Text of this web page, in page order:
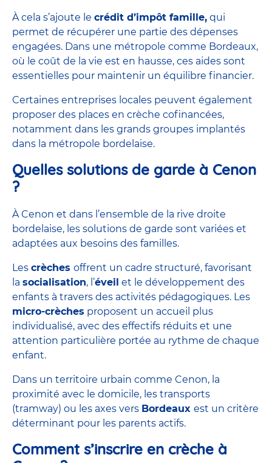
À cela s’ajoute le crédit d’impôt famille, qui
permet de récupérer une partie des dépenses
engagées. Dans une métropole comme Bordeaux,
où le coût de la vie est en hausse, ces aides sont
essentielles pour maintenir un équilibre financier.
Certaines entreprises locales peuvent également
proposer des places en crèche cofinancées,
notamment dans les grands groupes implantés
dans la métropole bordelaise.
Quelles solutions de garde à Cenon
?
À Cenon et dans l’ensemble de la rive droite
bordelaise, les solutions de garde sont variées et
adaptées aux besoins des familles.
Les crèches offrent un cadre structuré, favorisant
la socialisation, l’éveil et le développement des
enfants à travers des activités pédagogiques. Les
micro-crèches proposent un accueil plus
individualisé, avec des effectifs réduits et une
attention particulière portée au rythme de chaque
enfant.
Dans un territoire urbain comme Cenon, la
proximité avec le domicile, les transports
(tramway) ou les axes vers Bordeaux est un critère
déterminant pour les parents actifs.
Comment s’inscrire en crèche à